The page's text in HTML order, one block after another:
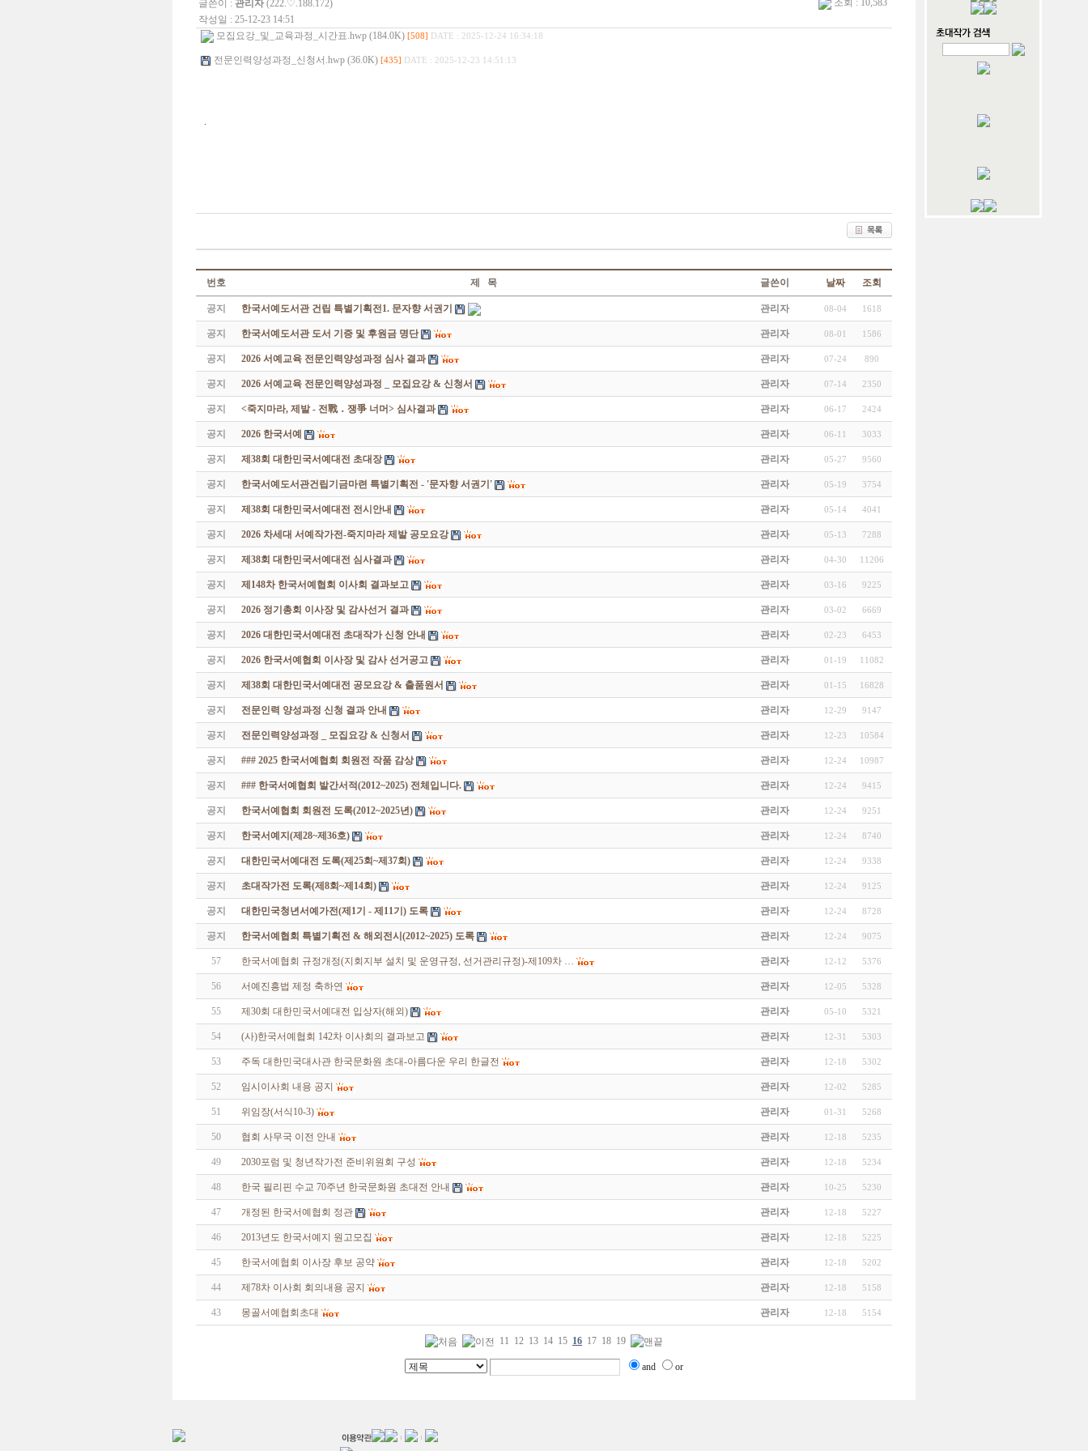
글쓴이 : 관리자 (222.♡.188.172)
작성일 : 25-12-23 14:51
조회 : 10,583
모집요강_및_교육과정_시간표.hwp (184.0K) [508] DATE : 2025-12-24 16:34:18
전문인력양성과정_신청서.hwp (36.0K) [435] DATE : 2025-12-23 14:51:13
.
번호 제 목 글쓴이 날짜 조회
공지 한국서예도서관 건립 특별기획전1. 문자향 서권기 관리자 08-04 1618
공지 한국서예도서관 도서 기증 및 후원금 명단 관리자 08-01 1586
공지 2026 서예교육 전문인력양성과정 심사 결과 관리자 07-24 890
공지 2026 서예교육 전문인력양성과정 _ 모집요강 & 신청서 관리자 07-14 2350
공지 <죽지마라, 제발 - 전戰 ․ 쟁爭 너머> 심사결과 관리자 06-17 2424
공지 2026 한국서예 관리자 06-11 3033
공지 제38회 대한민국서예대전 초대장 관리자 05-27 9560
공지 한국서예도서관건립기금마련 특별기획전 - '문자향 서권기' 관리자 05-19 3754
공지 제38회 대한민국서예대전 전시안내 관리자 05-14 4041
공지 2026 차세대 서예작가전-죽지마라 제발 공모요강 관리자 05-13 7288
공지 제38회 대한민국서예대전 심사결과 관리자 04-30 11206
공지 제148차 한국서예협회 이사회 결과보고 관리자 03-16 9225
공지 2026 정기총회 이사장 및 감사선거 결과 관리자 03-02 6669
공지 2026 대한민국서예대전 초대작가 신청 안내 관리자 02-23 6453
공지 2026 한국서예협회 이사장 및 감사 선거공고 관리자 01-19 11082
공지 제38회 대한민국서예대전 공모요강 & 출품원서 관리자 01-15 16828
공지 전문인력 양성과정 신청 결과 안내 관리자 12-29 9147
공지 전문인력양성과정 _ 모집요강 & 신청서 관리자 12-23 10584
공지 ### 2025 한국서예협회 회원전 작품 감상 관리자 12-24 10987
공지 ### 한국서예협회 발간서적(2012~2025) 전체입니다. 관리자 12-24 9415
공지 한국서예협회 회원전 도록(2012~2025년) 관리자 12-24 9251
공지 한국서예지(제28~제36호) 관리자 12-24 8740
공지 대한민국서예대전 도록(제25회~제37회) 관리자 12-24 9338
공지 초대작가전 도록(제8회~제14회) 관리자 12-24 9125
공지 대한민국청년서예가전(제1기 - 제11기) 도록 관리자 12-24 8728
공지 한국서예협회 특별기획전 & 해외전시(2012~2025) 도록 관리자 12-24 9075
57 한국서예협회 규정개정(지회지부 설치 및 운영규정, 선거관리규정)-제109차 … 관리자 12-12 5376
56 서예진흥법 제정 축하연 관리자 12-05 5328
55 제30회 대한민국서예대전 입상자(해외) 관리자 05-10 5321
54 (사)한국서예협회 142차 이사회의 결과보고 관리자 12-31 5303
53 주독 대한민국대사관 한국문화원 초대-아름다운 우리 한글전 관리자 12-18 5302
52 임시이사회 내용 공지 관리자 12-02 5285
51 위임장(서식10-3) 관리자 01-31 5268
50 협회 사무국 이전 안내 관리자 12-18 5235
49 2030포럼 및 청년작가전 준비위원회 구성 관리자 12-18 5234
48 한국 필리핀 수교 70주년 한국문화원 초대전 안내 관리자 10-25 5230
47 개정된 한국서예협회 정관 관리자 12-18 5227
46 2013년도 한국서예지 원고모집 관리자 12-18 5225
45 한국서예협회 이사장 후보 공약 관리자 12-18 5202
44 제78차 이사회 회의내용 공지 관리자 12-18 5158
43 몽골서예협회초대 관리자 12-18 5154
11 12 13 14 15 16 17 18 19
and or